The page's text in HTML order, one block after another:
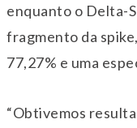
enquanto o Delta-
fragmento da
77,27% e uma
“Obtivemos